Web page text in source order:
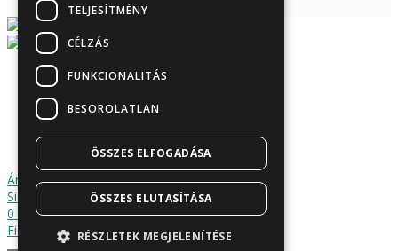
Áruház
Sidebar
0
Kosár
Fiókom
TELJESÍTMÉNY
CÉLZÁS
FUNKCIONALITÁS
BESOROLATLAN
ÖSSZES ELFOGADÁSA
ÖSSZES ELUTASÍTÁSA
RÉSZLETEK MEGJELENÍTÉSE